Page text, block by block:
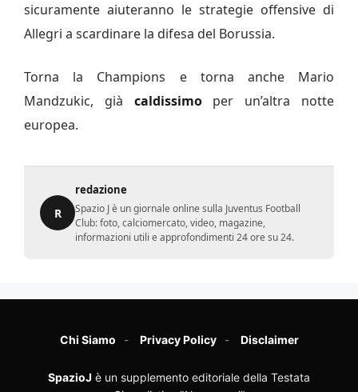
sicuramente aiuteranno le strategie offensive di
Allegri a scardinare la difesa del Borussia.
Torna la Champions e torna anche Mario
Mandzukic, già caldissimoper un’altra notte
europea.
R
redazione
Spazio J è un giornale online sulla Juventus Football
Club: foto, calciomercato, video, magazine,
informazioni utili e approfondimenti 24 ore su 24.
Chi Siamo Privacy Policy Disclaimer
SpazioJ è un supplemento editoriale della Testata